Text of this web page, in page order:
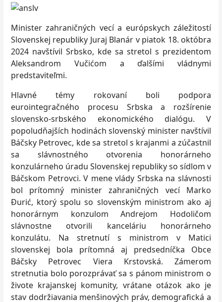
Minister zahraničných vecí a európskych záležitostí
Slovenskej republiky Juraj Blanár v piatok 18. októbra
2024 navštívil Srbsko, kde sa stretol s prezidentom
Aleksandrom Vučićom a ďalšími vládnymi
predstaviteľmi.
Hlavné témy rokovaní boli podpora
eurointegračného procesu Srbska a rozšírenie
slovensko-srbského ekonomického dialógu. V
popoludňajších hodinách slovenský minister navštívil
Báčsky Petrovec, kde sa stretol s krajanmi a zúčastnil
sa slávnostného otvorenia honorárneho
konzulárneho úradu Slovenskej republiky so sídlom v
Báčskom Petrovci. V mene vlády Srbska na slávnosti
bol prítomný minister zahraničných vecí Marko
Đurić, ktorý spolu so slovenským ministrom ako aj
honorárnym konzulom Andrejom Hodoličom
slávnostne otvorili kanceláriu honorárneho
konzulátu. Na stretnutí s ministrom v Matici
slovenskej bola prítomná aj predsedníčka Obce
Báčsky Petrovec Viera Krstovská. Zámerom
stretnutia bolo porozprávať sa s pánom ministrom o
živote krajanskej komunity, vrátane otázok ako je
stav dodržiavania menšinových práv, demografická a